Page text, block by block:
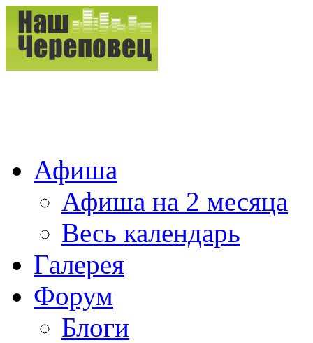
Афиша
Афиша на 2 месяца
Весь календарь
Галерея
Форум
Блоги